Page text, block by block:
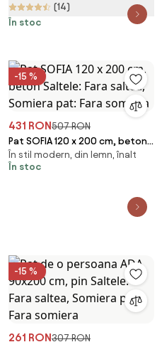
somiera
(14)
În stoc
-15 %
431 RON507 RON
Pat SOFIA 120 x 200 cm, beton
Saltele: Fara saltea, Somiera
pat: Fara somiera
În stil modern, din lemn, înalt
În stoc
-15 %
261 RON307 RON